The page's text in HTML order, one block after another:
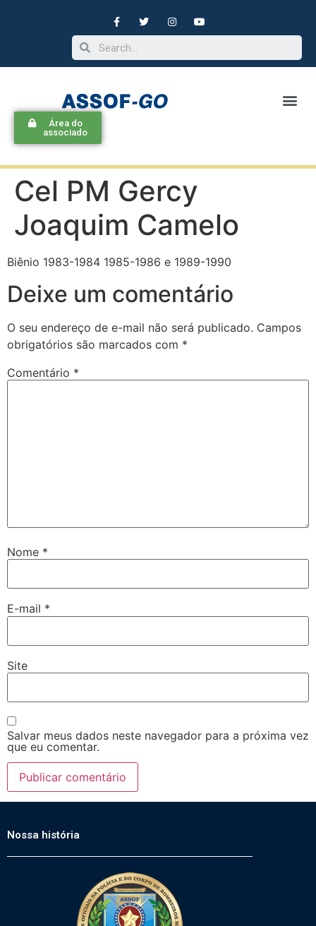
Área do
associado
Cel PM Gercy
Joaquim Camelo
Biênio 1983-1984 1985-1986 e 1989-1990
Deixe um comentário
O seu endereço de e-mail não será publicado. Campos
obrigatórios são marcados com *
Comentário *
Nome *
E-mail *
Site
Salvar meus dados neste navegador para a próxima vez
que eu comentar.
Nossa história